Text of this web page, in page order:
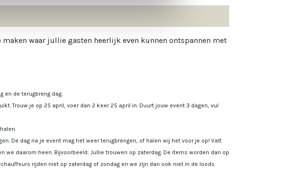
waar jullie gasten heerlijk even kunnen ontspannen met
en de terugbreng dag.
Trouw je op 25 april, voer dan 2 keer 25 april in. Duurt jouw event 3 dagen, vul
De dag na je event mag het weer terugbrengen, of halen wij het voor je op! Valt
we daarom heen. Bijvoorbeeld: Jullie trouwen op zaterdag. De items worden dan op
rijden niet op zaterdag of zondag en we zijn dan ook niet in de loods